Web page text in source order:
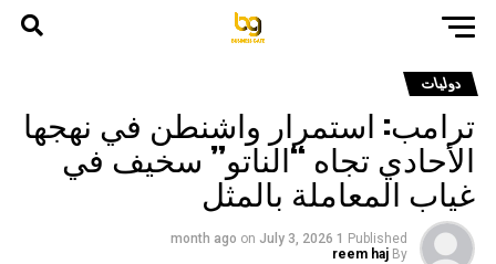
دوليات
ترامب: استمرار واشنطن في نهجها
الأحادي تجاه “الناتو” سخيف في
غياب المعاملة بالمثل
Published
1 month ago
on July 3, 2026
By
reem haj